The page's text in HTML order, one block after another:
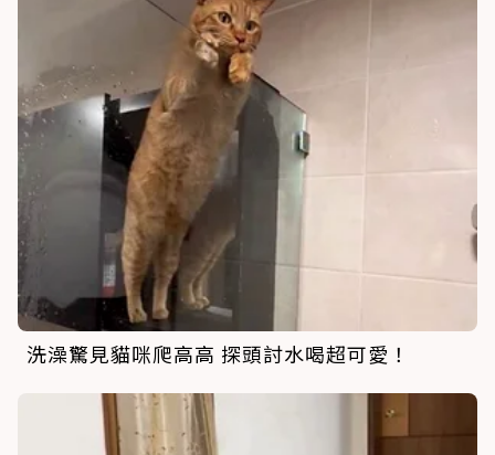
洗澡驚見貓咪爬高高 探頭討水喝超可愛！